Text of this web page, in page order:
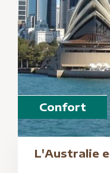
Confort
L'Australie